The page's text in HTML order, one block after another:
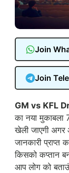
Join
Join
GM vs KFL
का नया
खेली जाएगी अगर
जानकारी प्राप्त
किसको कप्तान
आप लोग को